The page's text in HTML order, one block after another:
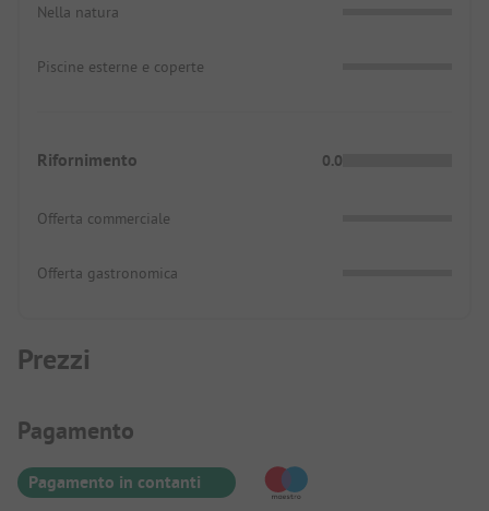
Nella natura
Piscine esterne e coperte
Rifornimento 0.0
Offerta commerciale
Offerta gastronomica
Prezzi
Informazioni sul pagamento
Pagamento
Pagamento in contanti